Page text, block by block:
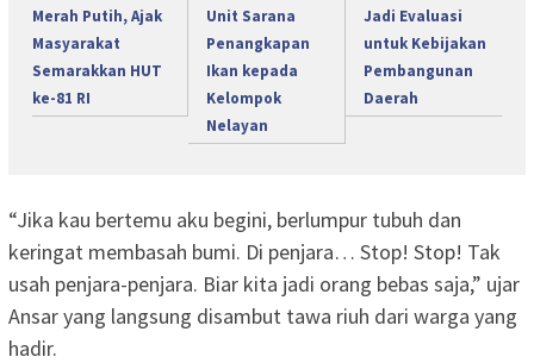
Merah Putih, Ajak
Masyarakat
Semarakkan HUT
ke-81 RI
Unit Sarana
Penangkapan
Ikan kepada
Kelompok
Nelayan
Jadi Evaluasi
untuk Kebijakan
Pembangunan
Daerah
“Jika kau bertemu aku begini, berlumpur tubuh dan
keringat membasah bumi. Di penjara… Stop! Stop! Tak
usah penjara-penjara. Biar kita jadi orang bebas saja,” ujar
Ansar yang langsung disambut tawa riuh dari warga yang
hadir.